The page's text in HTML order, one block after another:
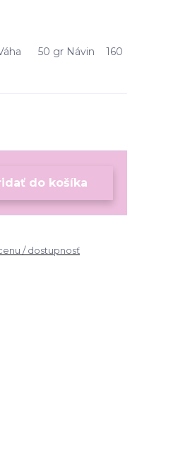
50 gr Návin 160
do košíka
/ dostupnosť